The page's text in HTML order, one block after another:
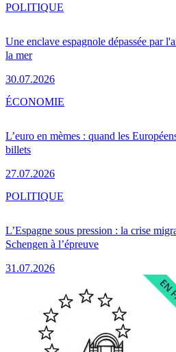
Une enclave espagnole dépassée par
la mer
30.07.2026
POLITIQUE
L’euro en mèmes : quand les
billets
27.07.2026
ÉCONOMIE
L’Espagne sous pression : la crise
Schengen à l’épreuve
31.07.2026
POLITIQUE